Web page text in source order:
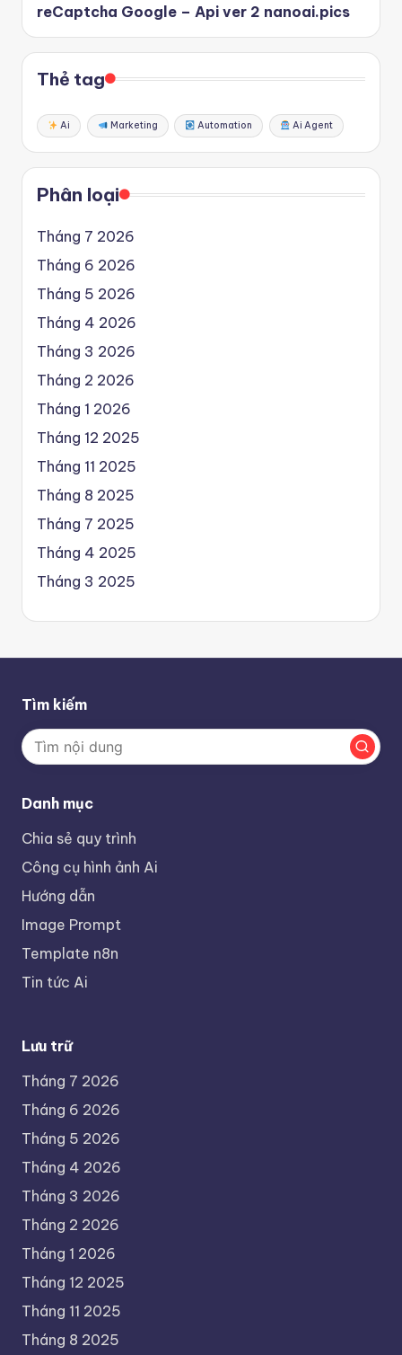
reCaptcha Google – Api ver 2 nanoai.pics
Thẻ tag
Ai Marketing Automation Ai Agent
Phân loại
Tháng 7 2026
Tháng 6 2026
Tháng 5 2026
Tháng 4 2026
Tháng 3 2026
Tháng 2 2026
Tháng 1 2026
Tháng 12 2025
Tháng 11 2025
Tháng 8 2025
Tháng 7 2025
Tháng 4 2025
Tháng 3 2025
Tìm kiếm
Danh mục
Chia sẻ quy trình
Công cụ hình ảnh Ai
Hướng dẫn
Image Prompt
Template n8n
Tin tức Ai
Lưu trữ
Tháng 7 2026
Tháng 6 2026
Tháng 5 2026
Tháng 4 2026
Tháng 3 2026
Tháng 2 2026
Tháng 1 2026
Tháng 12 2025
Tháng 11 2025
Tháng 8 2025